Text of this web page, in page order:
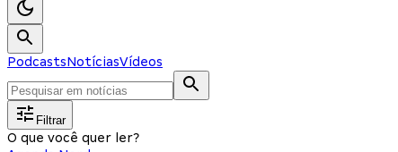
PodcastsNotíciasVídeos
Filtrar
O que você quer ler?